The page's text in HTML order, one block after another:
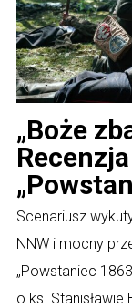
„Boże
Scenariusz
NNW i mocny
„Powstaniec
o ks. Stanisławie